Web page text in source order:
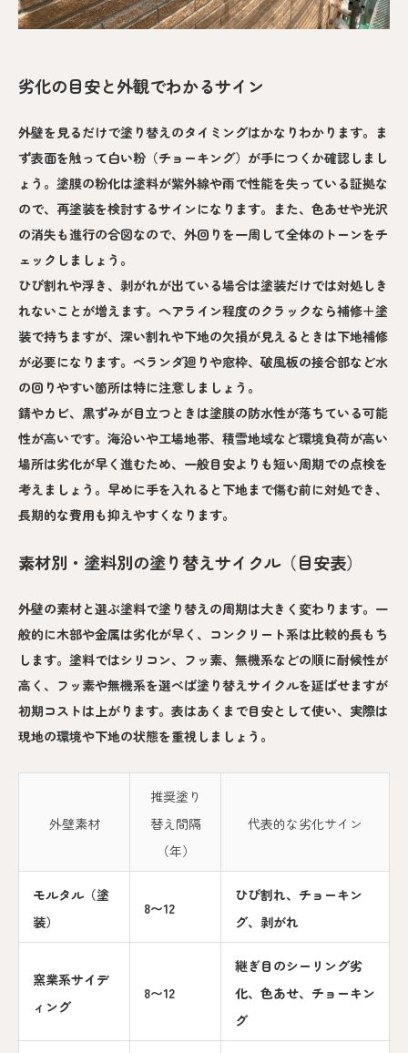
劣化の目安と外観でわかるサイン
外壁を見るだけで塗り替えのタイミングはかなりわかります。ま
ず表面を触って白い粉（チョーキング）が手につくか確認しまし
ょう。塗膜の粉化は塗料が紫外線や雨で性能を失っている証拠な
ので、再塗装を検討するサインになります。また、色あせや光沢
の消失も進行の合図なので、外回りを一周して全体のトーンをチ
ェックしましょう。
ひび割れや浮き、剥がれが出ている場合は塗装だけでは対処しき
れないことが増えます。ヘアライン程度のクラックなら補修＋塗
装で持ちますが、深い割れや下地の欠損が見えるときは下地補修
が必要になります。ベランダ廻りや窓枠、破風板の接合部など水
の回りやすい箇所は特に注意しましょう。
錆やカビ、黒ずみが目立つときは塗膜の防水性が落ちている可能
性が高いです。海沿いや工場地帯、積雪地域など環境負荷が高い
場所は劣化が早く進むため、一般目安よりも短い周期での点検を
考えましょう。早めに手を入れると下地まで傷む前に対処でき、
長期的な費用も抑えやすくなります。
素材別・塗料別の塗り替えサイクル（目安表）
外壁の素材と選ぶ塗料で塗り替えの周期は大きく変わります。一
般的に木部や金属は劣化が早く、コンクリート系は比較的長もち
します。塗料ではシリコン、フッ素、無機系などの順に耐候性が
高く、フッ素や無機系を選べば塗り替えサイクルを延ばせますが
初期コストは上がります。表はあくまで目安として使い、実際は
現地の環境や下地の状態を重視しましょう。
外壁素材
推奨塗り
替え間隔
（年）
代表的な劣化サイン
モルタル（塗
装）
8〜12
ひび割れ、チョーキン
グ、剥がれ
窯業系サイデ
ィング
8〜12
継ぎ目のシーリング劣
化、色あせ、チョーキン
グ